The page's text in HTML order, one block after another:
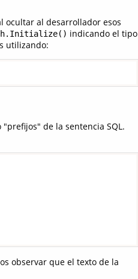
ocultar al desarrollador esos
indicando el tipo
utilizando:
de la sentencia SQL.
observar que el texto de la